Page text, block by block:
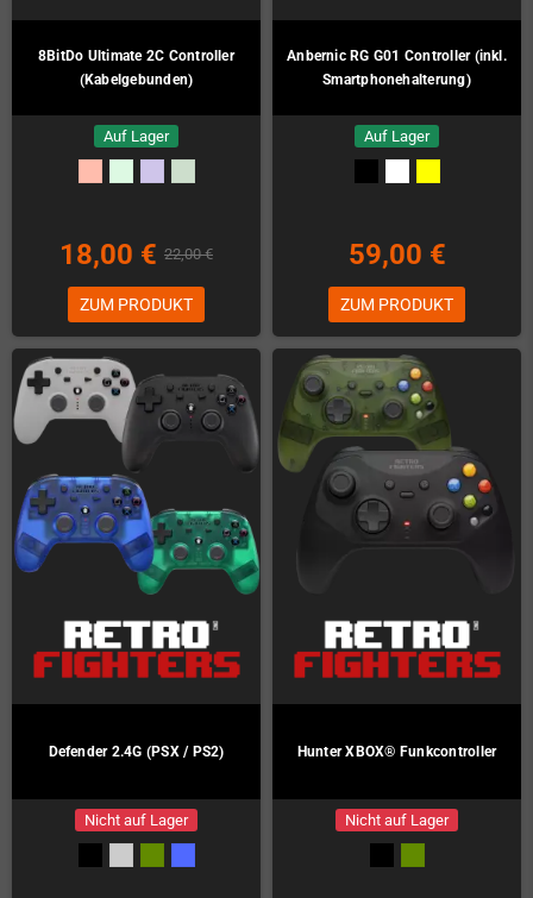
8BitDo Ultimate 2C Controller
(Kabelgebunden)
Auf Lager
18,00 € 22,00 €
ZUM PRODUKT
Anbernic RG G01 Controller (inkl.
Smartphonehalterung)
Auf Lager
59,00 €
ZUM PRODUKT
Defender 2.4G (PSX / PS2)
Nicht auf Lager
Hunter XBOX® Funkcontroller
Nicht auf Lager